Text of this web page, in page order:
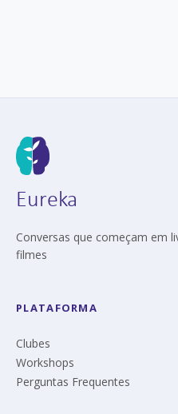
Eureka
Conversas que começam em
filmes
PLATAFORMA
Clubes
Workshops
Perguntas Frequentes